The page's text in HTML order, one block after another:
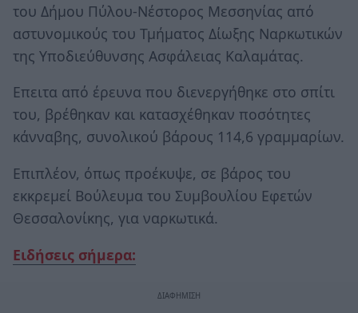
του Δήμου Πύλου-Νέστορος Μεσσηνίας από
αστυνομικούς του Τμήματος Δίωξης Ναρκωτικών
της Υποδιεύθυνσης Ασφάλειας Καλαμάτας.
Επειτα από έρευνα που διενεργήθηκε στο σπίτι
του, βρέθηκαν και κατασχέθηκαν ποσότητες
κάνναβης, συνολικού βάρους 114,6 γραμμαρίων.
Επιπλέον, όπως προέκυψε, σε βάρος του
εκκρεμεί Βούλευμα του Συμβουλίου Εφετών
Θεσσαλονίκης, για ναρκωτικά.
Ειδήσεις σήμερα: